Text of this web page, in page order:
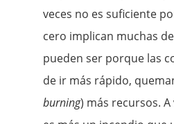
veces no es suficiente
cero implican muchas
pueden ser porque las
de ir más rápido,
burning) más recursos.